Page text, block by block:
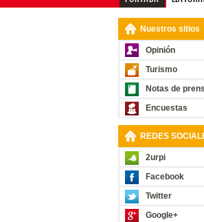
Nuestros sitios
Opinión
Turismo
Notas de
Encuestas
REDES
2urpi
Facebook
Twitter
Google+